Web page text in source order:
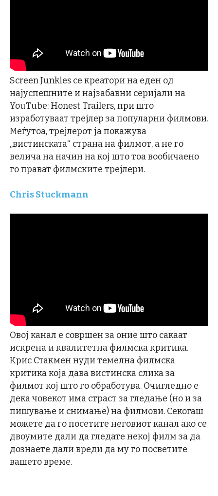
Screen Junkies се креатори на еден од
најуспешните и најзабавни серијали на
YouTube: Honest Trailers, при што
изработуваат трејлер за популарни филмови.
Меѓутоа, трејлерот ја покажува
„вистинската“ страна на филмот, а не го
велича на начин на кој што тоа вообичаено
го прават филмските трејлери.
Chris Stuckmann
Овој канал е совршен за оние што сакаат
искрена и квалитетна филмска критика.
Крис Стакмен нуди темелна филмска
критика која дава вистинска слика за
филмот кој што го обработува. Очигледно е
дека човекот има страст за гледање (но и за
пишување и снимање) на филмови. Секогаш
можете да го посетите неговиот канал ако се
двоумите дали да гледате некој филм за да
дознаете дали вреди да му го посветите
вашето време.